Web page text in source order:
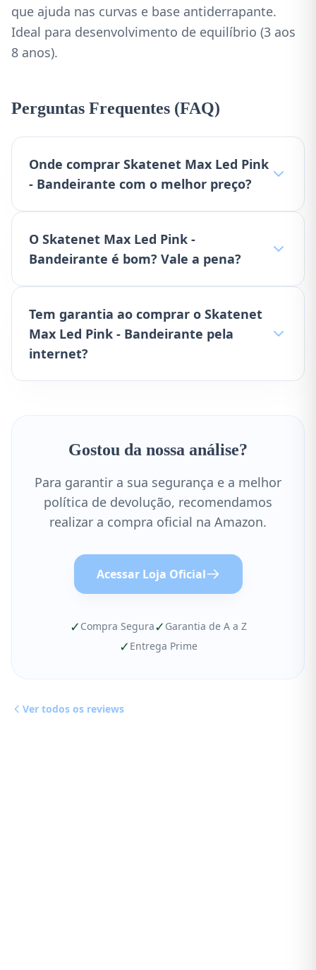
que ajuda nas curvas e base antiderrapante.
Ideal para desenvolvimento de equilíbrio (3 aos
8 anos).
Perguntas Frequentes (FAQ)
Onde comprar Skatenet Max Led Pink
- Bandeirante com o melhor preço?
O Skatenet Max Led Pink -
Bandeirante é bom? Vale a pena?
Tem garantia ao comprar o Skatenet
Max Led Pink - Bandeirante pela
internet?
Gostou da nossa análise?
Para garantir a sua segurança e a melhor
política de devolução, recomendamos
realizar a compra oficial na Amazon.
Acessar Loja Oficial
✓ Compra Segura✓ Garantia de A a Z
✓ Entrega Prime
Ver todos os reviews